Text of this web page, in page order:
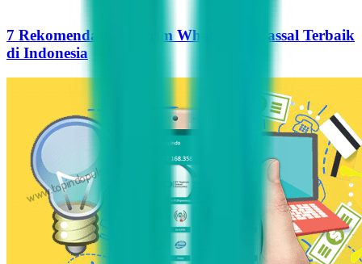
7 Rekomendasi Pengirim WhatsApp Massal Terbaik
di Indonesia